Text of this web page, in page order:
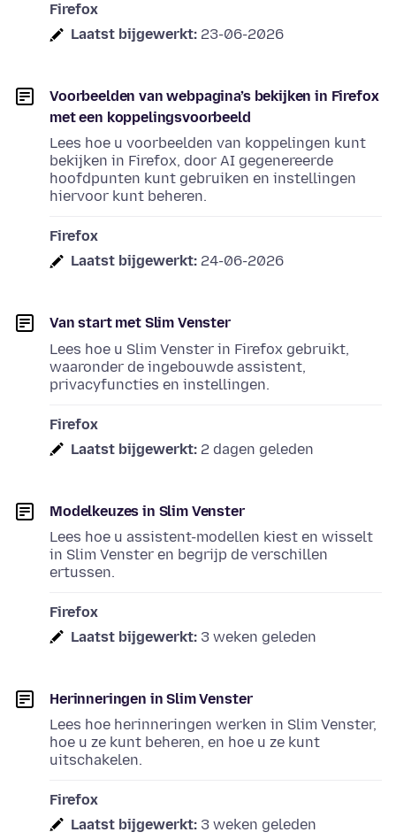
Firefox
Laatst bijgewerkt: 23-06-2026
Voorbeelden van webpagina’s bekijken in Firefox
met een koppelingsvoorbeeld
Lees hoe u voorbeelden van koppelingen kunt
bekijken in Firefox, door AI gegenereerde
hoofdpunten kunt gebruiken en instellingen
hiervoor kunt beheren.
Firefox
Laatst bijgewerkt: 24-06-2026
Van start met Slim Venster
Lees hoe u Slim Venster in Firefox gebruikt,
waaronder de ingebouwde assistent,
privacyfuncties en instellingen.
Firefox
Laatst bijgewerkt: 2 dagen geleden
Modelkeuzes in Slim Venster
Lees hoe u assistent-modellen kiest en wisselt
in Slim Venster en begrijp de verschillen
ertussen.
Firefox
Laatst bijgewerkt: 3 weken geleden
Herinneringen in Slim Venster
Lees hoe herinneringen werken in Slim Venster,
hoe u ze kunt beheren, en hoe u ze kunt
uitschakelen.
Firefox
Laatst bijgewerkt: 3 weken geleden